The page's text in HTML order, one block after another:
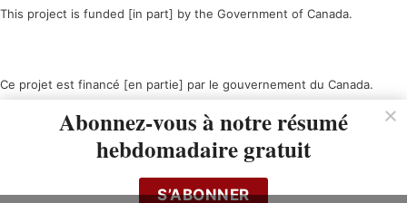
This project is funded [in part] by the Government of Canada.
Ce projet est financé [en partie] par le gouvernement du Canada.
Abonnez-vous à notre résumé
hebdomadaire gratuit
S’ABONNER